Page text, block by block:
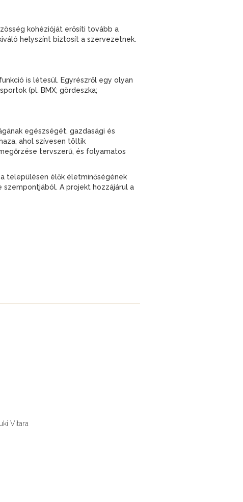
kohézióját erősíti tovább a
helyszínt biztosít a szervezetnek.
is létesül. Egyrészről egy olyan
(pl. BMX; gördeszka;
egészségét, gazdasági és
ahol szívesen töltik
tervszerű, és folyamatos
településen élők életminőségének
A projekt hozzájárul a
Vitara